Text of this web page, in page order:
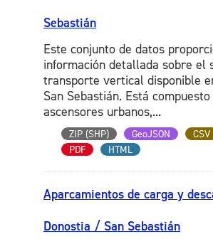
Sebastián
Este conjunto de datos
información detallada sobre el
transporte vertical disponible
San Sebastián. Está
ascensores urbanos,...
ZIP (SHP) GeoJSON CSV
PDF
HTML
Aparcamientos de carga y
Donostia / San Sebastián